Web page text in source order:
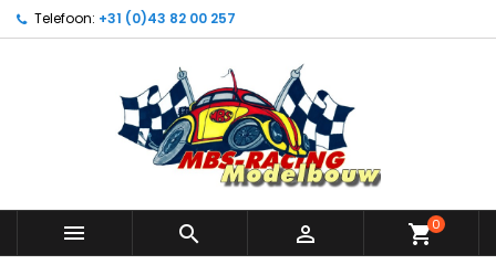
Telefoon: +31 (0)43 82 00 257
   shopping_cart0